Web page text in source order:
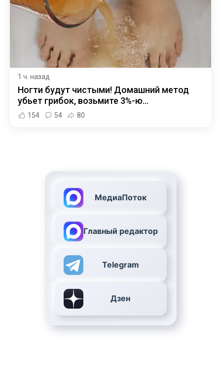
1 ч. назад
Ногти будут чистыми! Домашний метод
убьет грибок, возьмите 3%-ю…
154 54 80
МедиаПоток
Главный редактор
Telegram
Дзен